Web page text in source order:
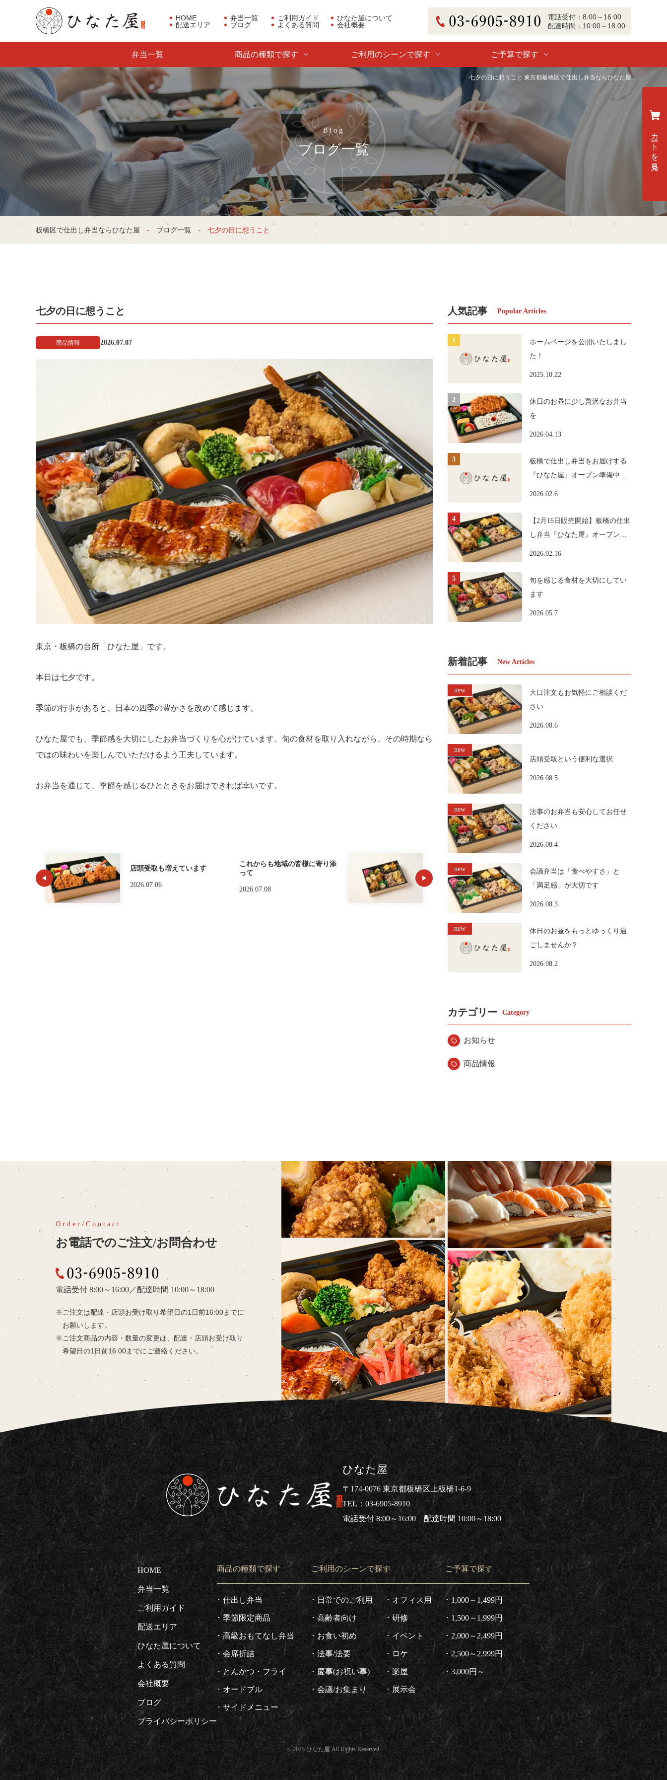
七夕の日に想うこと 東京都板橋区で仕出し弁当ならひなた屋
東京都板橋区で仕出し弁当な
HOME 弁当一覧 ご利用ガイド
ひなた屋について
配送エリア
ブログ よくある質問 会社概要
03-6905-8910
電話受付 ： 8:00～16:00
配達時間： 10:00～18:00
弁当一覧 商品の種類で探す ご利用のシーンで探す ご予算で探す
ブログ一覧
板橋区で仕出し弁当ならひなた屋 ブログ一覧 七夕の日に想うこと
七夕の日に想うこと
商品情報 2026.07.07
東京・板橋の台所「ひなた屋」です。
本日は七夕です。
季節の行事があると、日本の四季の豊かさを改めて感じます。
ひなた屋でも、季節感を大切にしたお弁当づくりを心がけています。旬の食材を取り入れながら、その時期なら
ではの味わいを楽しんでいただけるよう工夫しています。
お弁当を通じて、季節を感じるひとときをお届けできれば幸いです。
店頭受取も増えています
2026.07.06
これからも地域の皆様に寄り添
って
2026.07.08
人気記事
ホームページを公開いたしまし
た！
2025.10.22
休日のお昼に少し贅沢なお弁当
を
2026.04.13
板橋で仕出し弁当をお届けする
『ひなた屋』オープン準備中で
2026.02.6
【2月16日販売開始】板橋の仕出
し弁当『ひなた屋』オープンの
2026.02.16
旬を感じる食材を大切にしてい
ます
2026.05.7
新着記事
大口注文もお気軽にご相談くだ
さい
2026.08.6
店頭受取という便利な選択
2026.08.5
法事のお弁当も安心してお任せ
ください
2026.08.4
会議弁当は「食べやすさ」と
「満足感」が大切です
2026.08.3
休日のお昼をもっとゆっくり過
ごしませんか？
2026.08.2
カテゴリー
お知らせ
商品情報
お電話でのご注文/お問合わせ
03-6905-8910
電話受付 8:00～16:00 ／配達時間 10:00～18:00
ご注文は配達・店頭お受け取り希望日の1日前16:00までに
お願いします。
ご注文商品の内容・数量の変更は、 配達・店頭お受け取り
希望日の1日前16:00までにご連絡ください。
東京都板橋区で仕出し弁当ならひなた屋
ひなた屋
〒174-0076 東京都板橋区上板橋1-6-9
03-6905-8910
電話受付 8:00～16:00 配達時間 10:00～18:00
HOME
弁当一覧
ご利用ガイド
配送エリア
ひなた屋について
よくある質問
会社概要
ブログ
プライバシーポリシー
商品の種類で探す
仕出し弁当
季節限定商品
高級おもてなし弁当
会席折詰
とんかつ・フライ
オードブル
サイドメニュー
ご利用のシーンで探す
日常でのご利用
高齢者向け
お食い初め
法事/法要
慶事(お祝い事)
会議/お集まり
オフィス用
研修
イベント
ロケ
楽屋
展示会
ご予算で探す
1,000～1,499円
1,500～1,999円
2,000～2,499円
2,500～2,999円
3,000円～
© 2025 ひなた屋 All Rights Reserved.
カートを見る